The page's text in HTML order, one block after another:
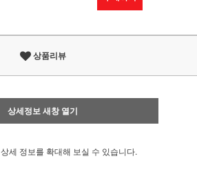
상품리뷰
상세정보 새창 열기
상세 정보를 확대해 보실 수 있습니다.